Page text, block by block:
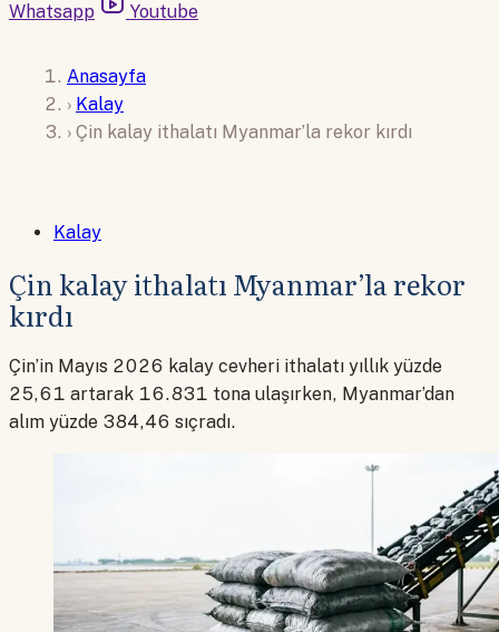
Whatsapp
Youtube
Anasayfa
› Kalay
› Çin kalay ithalatı Myanmar’la rekor kırdı
Kalay
Çin kalay ithalatı Myanmar’la rekor
kırdı
Çin’in Mayıs 2026 kalay cevheri ithalatı yıllık yüzde
25,61 artarak 16.831 tona ulaşırken, Myanmar’dan
alım yüzde 384,46 sıçradı.